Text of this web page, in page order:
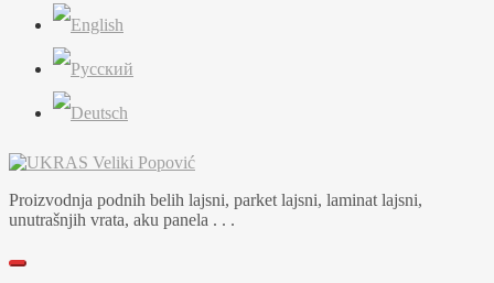
Proizvodnja podnih belih lajsni, parket lajsni, laminat lajsni,
unutrašnjih vrata, aku panela . . .